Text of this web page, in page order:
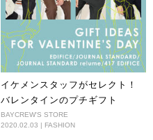
イケメンスタッフがセレクト！
バレンタインのプチギフト
BAYCREW'S STORE
2020.02.03 | FASHION